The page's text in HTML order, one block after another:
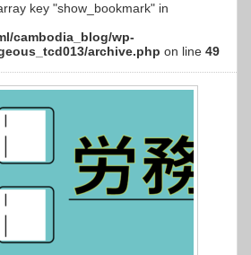
key "show_bookmark" in
cambodia_blog/wp-
archive.php on line 49